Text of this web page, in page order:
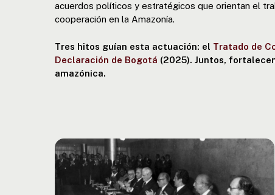
acuerdos políticos y estratégicos que orientan el
cooperación en la Amazonía.
Tres hitos guían esta actuación: el Tratado de
Declaración de Bogotá (2025). Juntos,
amazónica.